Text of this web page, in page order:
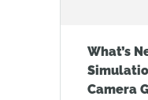
What’s
Camera